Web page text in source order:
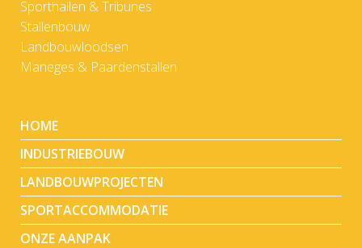
Sporthallen & Tribunes
Stallenbouw
Landbouwloodsen
Maneges & Paardenstallen
HOME
INDUSTRIEBOUW
LANDBOUWPROJECTEN
SPORTACCOMMODATIE
ONZE AANPAK